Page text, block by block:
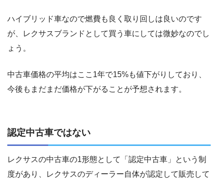
ハイブリッド車なので燃費も良く取り回しは良いのです
が、レクサスブランドとして買う車にしては微妙なのでし
ょう。
中古車価格の平均はここ1年で15%も値下がりしており、
今後もまだまだ価格が下がることが予想されます。
認定中古車ではない
レクサスの中古車の1形態として「認定中古車」という制
度があり、レクサスのディーラー自体が認定して販売して